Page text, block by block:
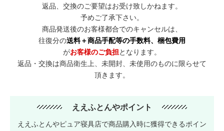
返品、交換のご要望はお受け致しかねます。
予めご了承下さい。
商品発送後のお客様都合でのキャンセルは、
往復分の送料＋商品手配等の手数料、梱包費用
がお客様のご負担となります。
返品・交換は商品衛生上、未開封、未使用のものに限らせて
頂きます。
ええふとんやポイント
ええふとんやピュア寝具店で商品購入時に獲得できるポイン